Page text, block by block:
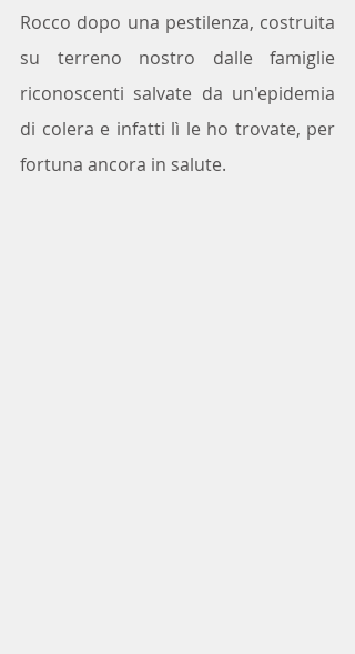
Rocco dopo una pestilenza, costruita
su terreno nostro dalle famiglie
riconoscenti salvate da un'epidemia
di colera e infatti lì le ho trovate, per
fortuna ancora in salute.